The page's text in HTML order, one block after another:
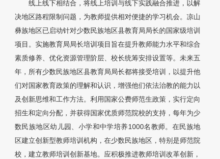
线上线下相结合，将线上培训与线下实践融合推进，以解
决地区路程限制问题，为教师提供相对便捷的学习机会。凉山
彝族地区已启动针对少数民族地区县教育局局长的国家级培训
项目。实施教育局局长培训项目旨在提升教师能力水平和综合
素质修养、优化资源管理阶层、校长统筹安排设置等。未来五
年，所有少数民族地区县教育局局长都将接受培训，以提升他
们对国家教育政策的理解和认识，增强他们依法治教的能力以
及创新思维和工作方法。利用国家公费师范生政策，实行定向
招生和定向分配，并获得国家优质师范院校的支持，每年为少
数民族地区幼儿园、小学和中学培养1000名教师。在民族地
区建立创新型教师培训机构，在少数民族地区，特别是师范院
校，建立教师培训创新基地。应积极推进教师培训改革创新，